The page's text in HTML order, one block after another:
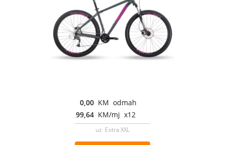
0,00 KM odmah
99,64 KM/mj x12
uz Extra XXL